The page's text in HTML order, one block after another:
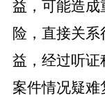
益，可能造成
险，直接关
益，经过听证
案件情况疑难